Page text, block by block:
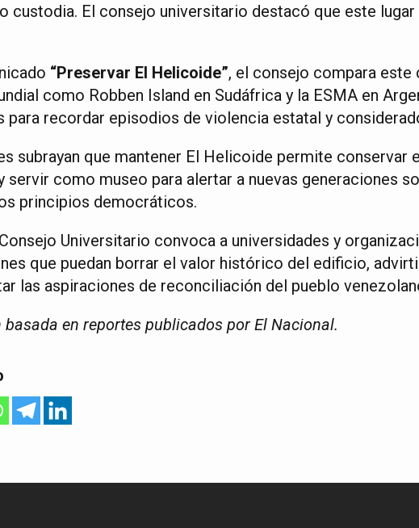
custodia. El consejo universitario destacó que este
“Preservar El Helicoide”, el consejo compara
como Robben Island en Sudáfrica y la ESMA en
para recordar episodios de violencia estatal y
subrayan que mantener El Helicoide permite conservar
servir como museo para alertar a nuevas generaciones
principios democráticos.
Universitario convoca a universidades y
que puedan borrar el valor histórico del edificio,
las aspiraciones de reconciliación del pueblo
en reportes publicados por El Nacional.